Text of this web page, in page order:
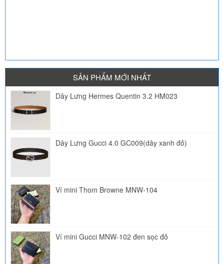
SẢN PHẨM MỚI NHẤT
Dây Lưng Hermes Quentin 3.2 HM023
Dây Lưng Gucci 4.0 GC009(dây xanh đỏ)
Ví mini Thom Browne MNW-104
Ví mini Gucci MNW-102 đen sọc đỏ